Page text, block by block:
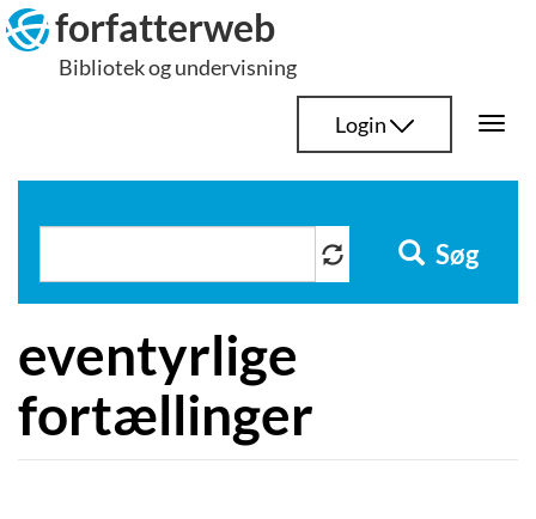
Hop
til
indhold
forfatterweb
Bibliotek og undervisning
Login
Søg
eventyrlige
fortællinger